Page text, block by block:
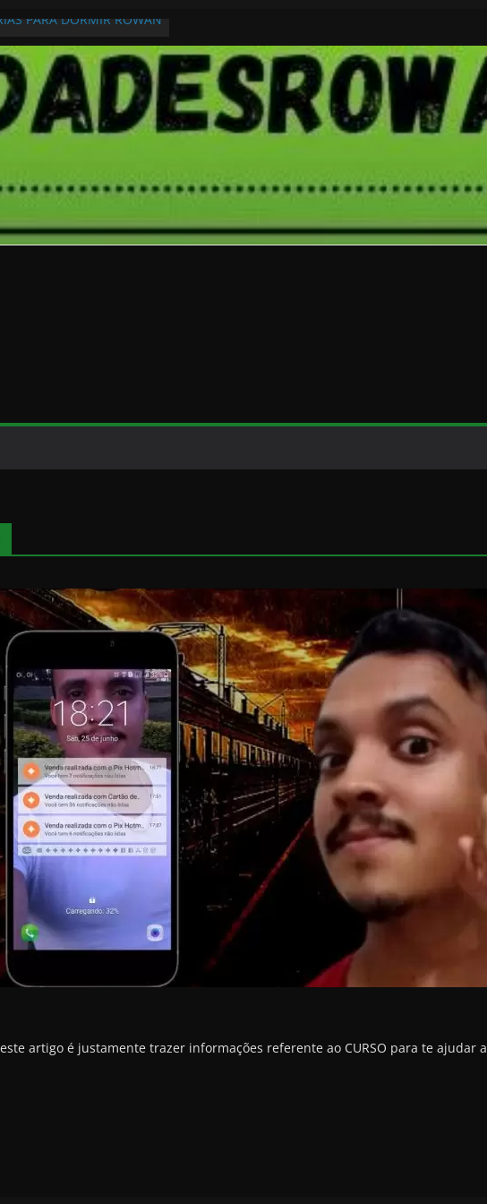
PARA DORMIR ROWAN
artigo é justamente trazer informações referente ao CURSO para te ajudar a